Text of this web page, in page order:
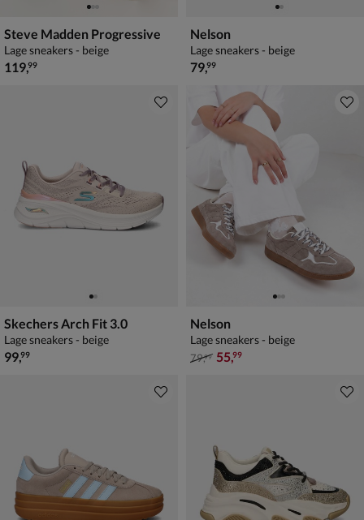
Steve Madden Progressive
Lage sneakers - beige
€ 119,99
119,99
Nelson
Lage sneakers - beige
€ 79,99
79,99
Skechers Arch Fit 3.0
Lage sneakers - beige
€ 99,99
99,99
Nelson
Lage sneakers - beige
van € 79,99 voor € 55,99
79,99 55,99